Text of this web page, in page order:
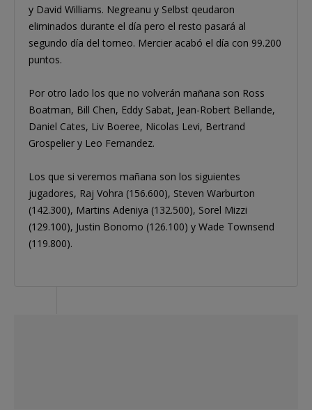
y David Williams. Negreanu y Selbst qeudaron
eliminados durante el día pero el resto pasará al
segundo día del torneo. Mercier acabó el día con 99.200
puntos.
Por otro lado los que no volverán mañana son Ross
Boatman, Bill Chen, Eddy Sabat, Jean-Robert Bellande,
Daniel Cates, Liv Boeree, Nicolas Levi, Bertrand
Grospelier y Leo Fernandez.
Los que si veremos mañana son los siguientes
jugadores, Raj Vohra (156.600), Steven Warburton
(142.300), Martins Adeniya (132.500), Sorel Mizzi
(129.100), Justin Bonomo (126.100) y Wade Townsend
(119.800).